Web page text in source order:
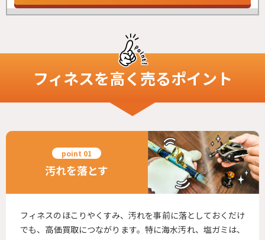
フィネスを高く売るポイント
汚れを落とす
フィネスのほこりやくすみ、汚れを事前に落としておくだけ
でも、高価買取につながります。特に海水汚れ、塩ガミは、